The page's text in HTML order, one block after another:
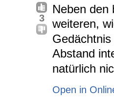
3
Neben den
weiteren,
Abstand
natürlich
Open in